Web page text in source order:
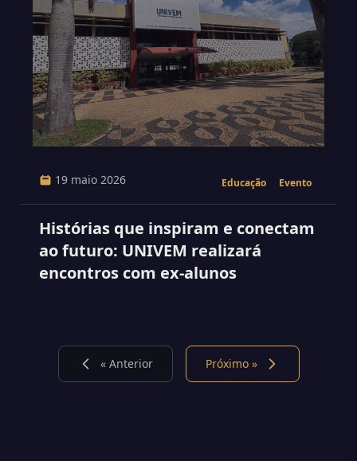
19 maio 2026 Educação Evento
Histórias que inspiram e conectam
ao futuro: UNIVEM realizará
encontros com ex-alunos
« Anterior Próximo »